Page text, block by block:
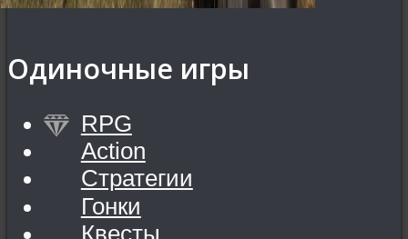
Одиночные игры
RPG
Action
Стратегии
Гонки
Квесты